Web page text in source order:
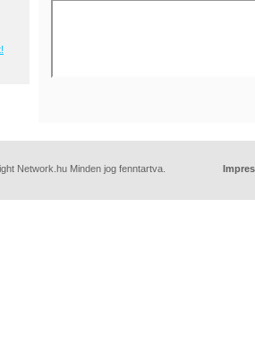
Network.hu Minden jog fenntartva.